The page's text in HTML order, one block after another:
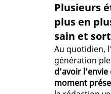
Plusieurs
plus en
sain et
Au quotidien,
génération
d'avoir l'envie
moment